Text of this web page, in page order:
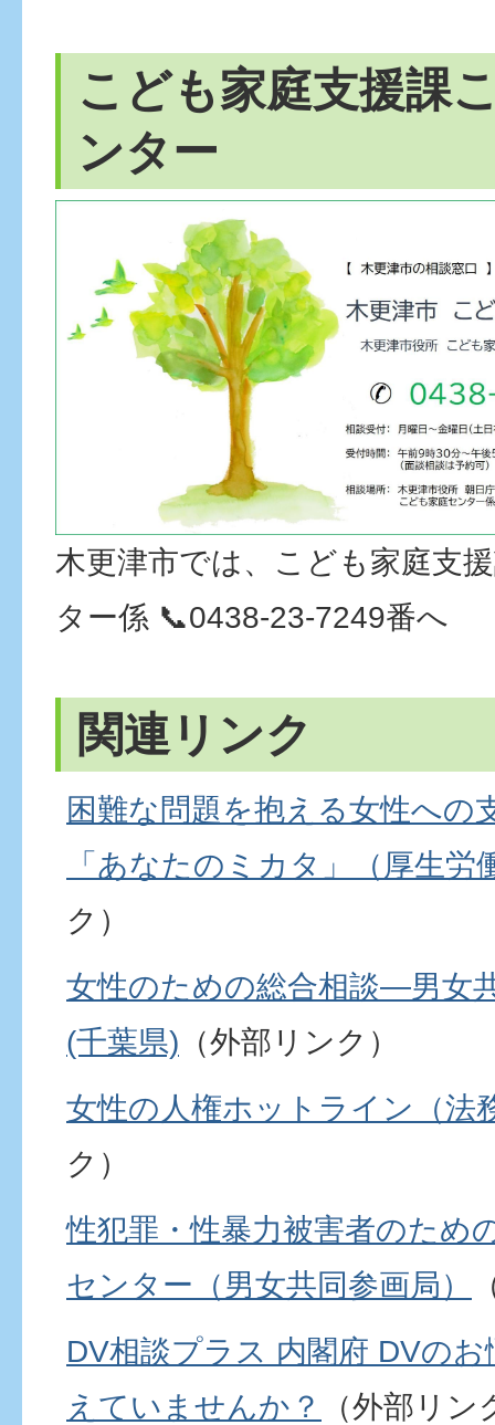
こども家庭支援課
ンター
木更津市では、こども家庭支
ター係 📞0438-23-7249番へ
関連リンク
困難な問題を抱える女性への
「あなたのミカタ」（厚生労
ク）
女性のための総合相談―男女
(千葉県) （外部リンク）
女性の人権ホットライン（法
ク）
性犯罪・性暴力被害者のため
センター（男女共同参画局）
DV相談プラス 内閣府 DVの
えていませんか？
（外部リン